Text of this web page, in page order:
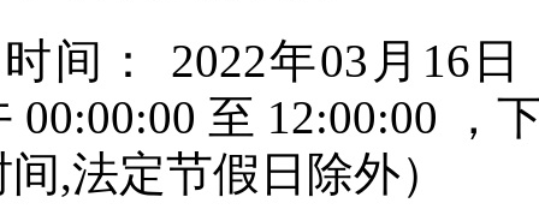
时间：
2022年03月16日
00:00:00 至 12:00:00
，
间,法定节假日除外）